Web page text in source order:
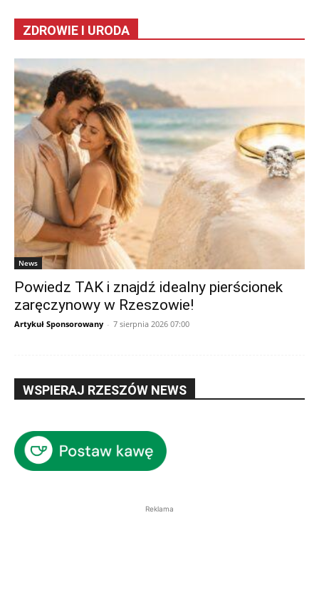
ZDROWIE I URODA
News
Powiedz TAK i znajdź idealny pierścionek
zaręczynowy w Rzeszowie!
Artykuł Sponsorowany - 7 sierpnia 2026 07:00
WSPIERAJ RZESZÓW NEWS
Reklama